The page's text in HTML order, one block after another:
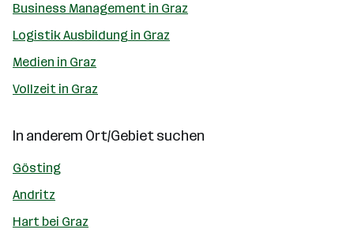
Business Management in Graz
Logistik Ausbildung in Graz
Medien in Graz
Vollzeit in Graz
In anderem Ort/Gebiet suchen
Gösting
Andritz
Hart bei Graz